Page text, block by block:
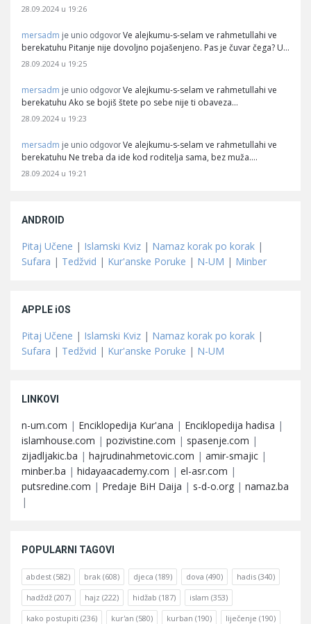
28.09.2024 u 19:26
mersadm je unio odgovor Ve alejkumu-s-selam ve rahmetullahi ve
berekatuhu Pitanje nije dovoljno pojašenjeno. Pas je čuvar čega? U…
28.09.2024 u 19:25
mersadm je unio odgovor Ve alejkumu-s-selam ve rahmetullahi ve
berekatuhu Ako se bojiš štete po sebe nije ti obaveza…
28.09.2024 u 19:23
mersadm je unio odgovor Ve alejkumu-s-selam ve rahmetullahi ve
berekatuhu Ne treba da ide kod roditelja sama, bez muža.…
28.09.2024 u 19:21
ANDROID
Pitaj Učene | Islamski Kviz | Namaz korak po korak |
Sufara | Tedžvid | Kur'anske Poruke | N-UM | Minber
APPLE iOS
Pitaj Učene | Islamski Kviz | Namaz korak po korak |
Sufara | Tedžvid | Kur'anske Poruke | N-UM
LINKOVI
n-um.com | Enciklopedija Kur'ana | Enciklopedija hadisa |
islamhouse.com | pozivistine.com | spasenje.com |
zijadljakic.ba | hajrudinahmetovic.com | amir-smajic |
minber.ba | hidayaacademy.com | el-asr.com |
putsredine.com | Predaje BiH Daija | s-d-o.org | namaz.ba
|
POPULARNI TAGOVI
abdest (582) brak (608) djeca (189) dova (490) hadis (340)
hadždž (207) hajz (222) hidžab (187) islam (353)
kako postupiti (236) kur'an (580) kurban (190) liječenje (190)